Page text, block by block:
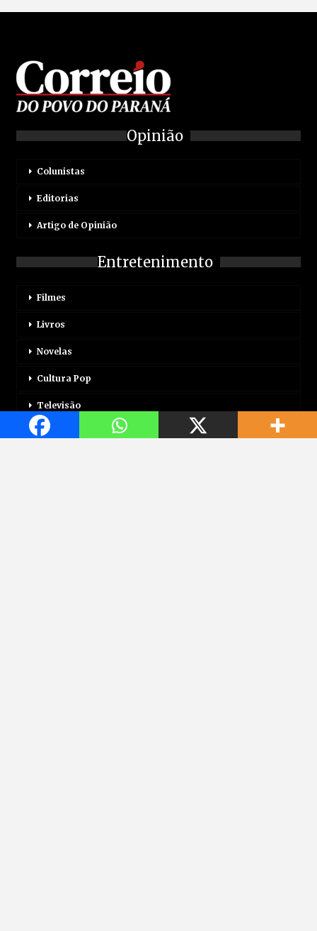
Opinião
Colunistas
Editorias
Artigo de Opinião
Entretenimento
Filmes
Livros
Novelas
Cultura Pop
Televisão
Mais